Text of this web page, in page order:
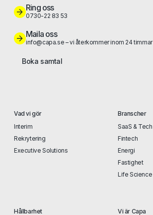
Ring oss
0730-22 83 53
Maila oss
info@capa.se – vi återkommer inom 24 timmar
Boka samtal
Vad vi gör
Interim
Rekrytering
Executive Solutions
Branscher
SaaS & Tech
Fintech
Energi
Fastighet
Life Science
Hållbarhet Vi är Capa